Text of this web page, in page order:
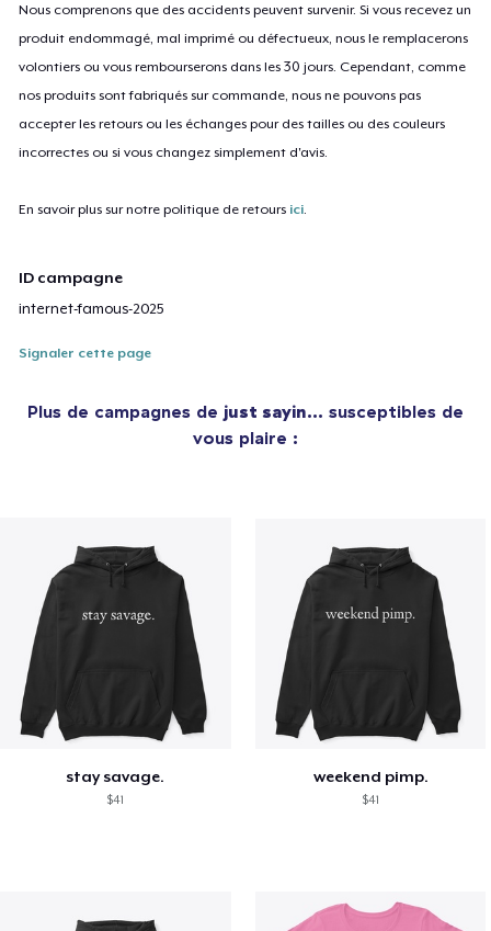
Nous comprenons que des accidents peuvent survenir. Si vous recevez un
produit endommagé, mal imprimé ou défectueux, nous le remplacerons
volontiers ou vous rembourserons dans les 30 jours. Cependant, comme
nos produits sont fabriqués sur commande, nous ne pouvons pas
accepter les retours ou les échanges pour des tailles ou des couleurs
incorrectes ou si vous changez simplement d'avis.
En savoir plus sur notre politique de retours ici
ID campagne
internet-famous-2025
Signaler cette page
Plus de campagnes de just sayin… susceptibles de
vous plaire :
stay savage.
$41
weekend pimp.
$41